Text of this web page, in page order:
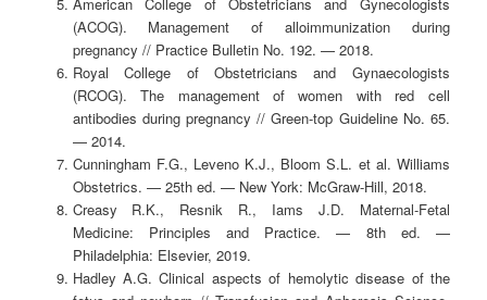
(ACOG). Management of alloimmunization during
pregnancy // Practice Bulletin No. 192. — 2018.
Royal College of Obstetricians and Gynaecologists
(RCOG). The management of women with red cell
antibodies during pregnancy // Green-top Guideline No. 65.
— 2014.
Cunningham F.G., Leveno K.J., Bloom S.L. et al. Williams
Obstetrics. — 25th ed. — New York: McGraw-Hill, 2018.
Creasy R.K., Resnik R., Iams J.D. Maternal-Fetal
Medicine: Principles and Practice. — 8th ed. —
Philadelphia: Elsevier, 2019.
Hadley A.G. Clinical aspects of hemolytic disease of the